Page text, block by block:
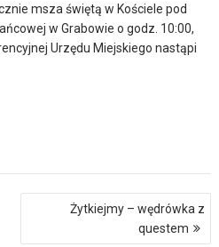
msza świętą w Kościele pod
w Grabowie o godz. 10:00,
Urzędu Miejskiego nastąpi
Żytkiejmy – wędrówka z
questem